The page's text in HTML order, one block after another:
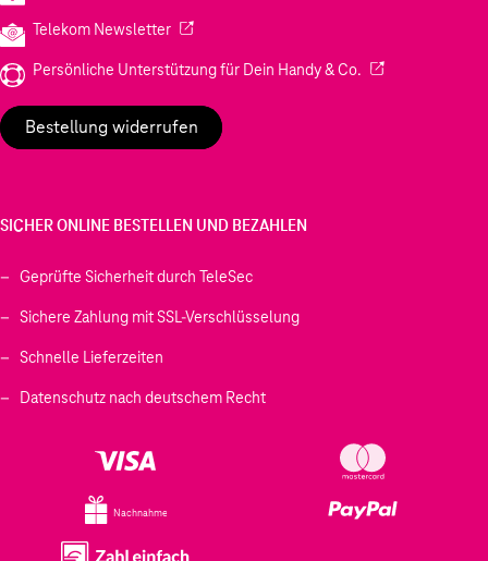
Telekom Newsletter(Wird in einem neuen Tab geöffnet)
Persönliche Unterstützung für Dein Handy & Co. (Wird in einem
Bestellung widerrufen
SICHER ONLINE BESTELLEN UND BEZAHLEN
Geprüfte Sicherheit durch TeleSec
Sichere Zahlung mit SSL-Verschlüsselung
Schnelle Lieferzeiten
Datenschutz nach deutschem Recht
Nachnahme